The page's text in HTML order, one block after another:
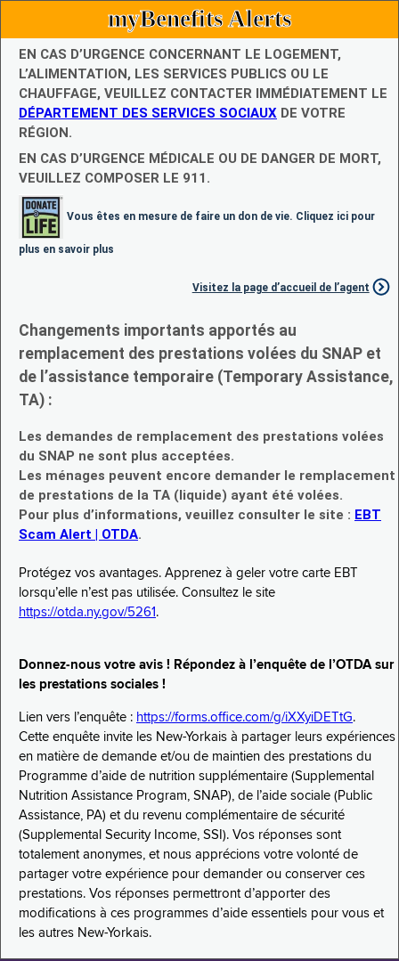
myBenefits Alerts
EN CAS D’URGENCE CONCERNANT LE LOGEMENT,
L’ALIMENTATION, LES SERVICES PUBLICS OU LE
CHAUFFAGE, VEUILLEZ CONTACTER IMMÉDIATEMENT LE
DÉPARTEMENT DES SERVICES SOCIAUX DE VOTRE
RÉGION.
EN CAS D’URGENCE MÉDICALE OU DE DANGER DE MORT,
VEUILLEZ COMPOSER LE 911.
Vous êtes en mesure de faire un don de vie. Cliquez ici pour
plus en savoir plus
Visitez la page d’accueil de l’agent
Changements importants apportés au
remplacement des prestations volées du SNAP et
de l’assistance temporaire (Temporary Assistance,
TA) :
Les demandes de remplacement des prestations volées
du SNAP ne sont plus acceptées.
Les ménages peuvent encore demander le remplacement
de prestations de la TA (liquide) ayant été volées.
Pour plus d’informations, veuillez consulter le site : EBT
Scam Alert | OTDA.
Protégez vos avantages. Apprenez à geler votre carte EBT
lorsqu’elle n’est pas utilisée. Consultez le site
https://otda.ny.gov/5261 .
Donnez-nous votre avis ! Répondez à l’enquête de l’OTDA sur
les prestations sociales !
Lien vers l’enquête : https://forms.office.com/g/iXXyiDETtG.
Cette enquête invite les New-Yorkais à partager leurs expériences
en matière de demande et/ou de maintien des prestations du
Programme d’aide de nutrition supplémentaire (Supplemental
Nutrition Assistance Program, SNAP), de l’aide sociale (Public
Assistance, PA) et du revenu complémentaire de sécurité
(Supplemental Security Income, SSI). Vos réponses sont
totalement anonymes, et nous apprécions votre volonté de
partager votre expérience pour demander ou conserver ces
prestations. Vos réponses permettront d’apporter des
modifications à ces programmes d’aide essentiels pour vous et
les autres New-Yorkais.